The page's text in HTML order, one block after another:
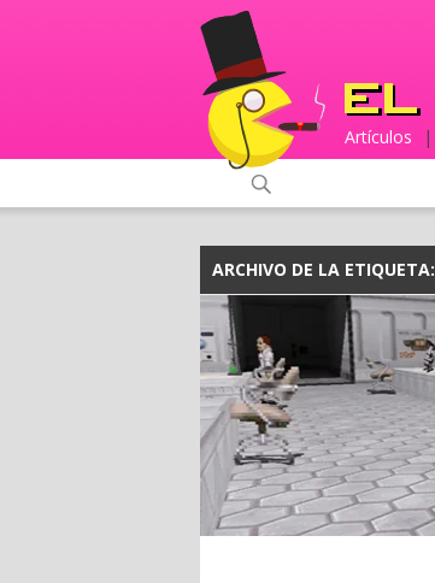
Artículos |
ARCHIVO DE LA ETIQUETA: